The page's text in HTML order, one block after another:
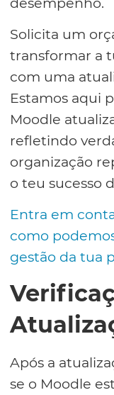
Solicita um
transformar a
com uma
Estamos aqui
Moodle
refletindo
organização
o teu sucesso
Entra em
como
gestão da tua
Após a
se o Moodle